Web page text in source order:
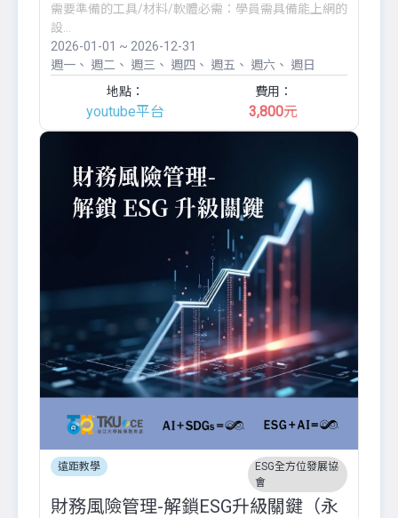
需要準備的工具/材料/軟體必需：學員需具備能上網的
設...
2026-01-01 ~ 2026-12-31
週一
週二 週三 週四 週五 週六
週日
地點：
youtube平台
費用：
3,800元
遠距教學
ESG全方位發展協
會
財務風險管理-解鎖ESG升級關鍵（永